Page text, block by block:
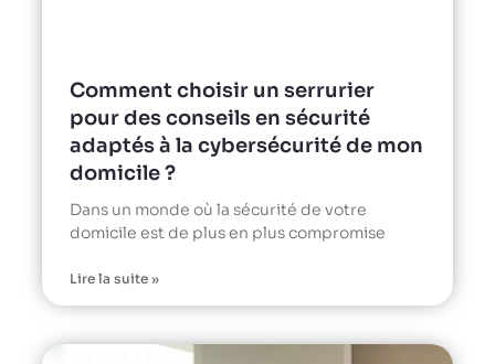
Comment choisir un serrurier
pour des conseils en sécurité
adaptés à la cybersécurité de mon
domicile ?
Dans un monde où la sécurité de votre
domicile est de plus en plus compromise
Lire la suite »